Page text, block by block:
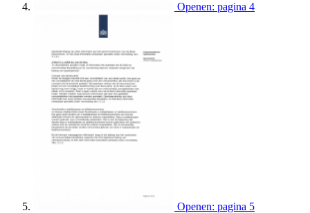
Openen: pagina 4
Openen: pagina 5